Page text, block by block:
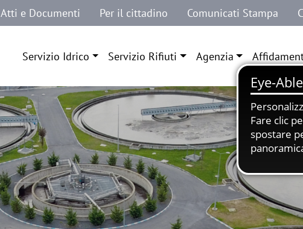
Atti e Documenti Per il cittadino Comunicati Stampa
Navigazione principale
Servizio Idrico Servizio Rifiuti Agenzia